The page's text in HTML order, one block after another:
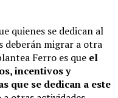
quienes se dedican al
deberán migrar a otra
Ferro es que el
incentivos y
que se dedican a este